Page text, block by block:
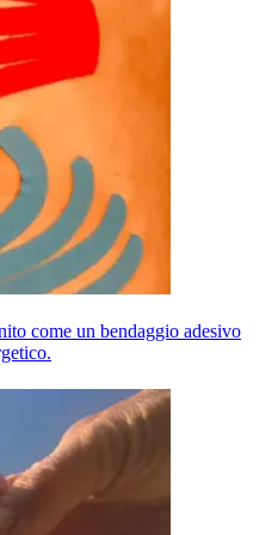
come un bendaggio adesivo